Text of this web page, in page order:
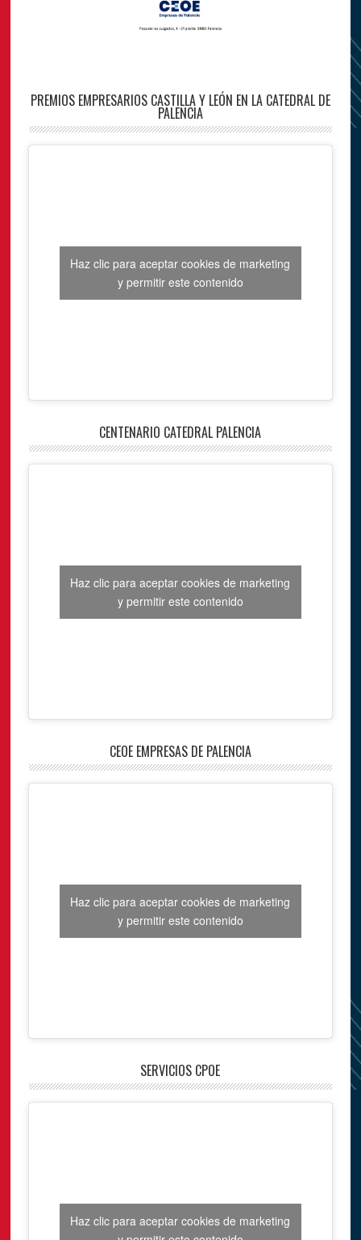
PREMIOS EMPRESARIOS CASTILLA Y LEÓN EN LA CATEDRAL DE
PALENCIA
Haz clic para aceptar cookies de marketing
y permitir este contenido
CENTENARIO CATEDRAL PALENCIA
Haz clic para aceptar cookies de marketing
y permitir este contenido
CEOE EMPRESAS DE PALENCIA
Haz clic para aceptar cookies de marketing
y permitir este contenido
SERVICIOS CPOE
Haz clic para aceptar cookies de marketing